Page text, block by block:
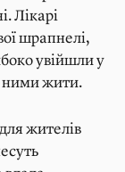
Лікарі
шрапнелі,
увійшли у
ними жити.
жителів